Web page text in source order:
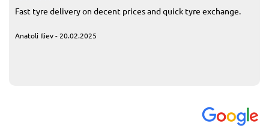
Fast tyre delivery on decent prices and quick tyre exchange.
Anatoli Iliev - 20.02.2025